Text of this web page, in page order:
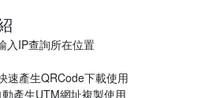
入IP查詢所在位置
速產生QRCode下載使用
產生UTM網址複製使用